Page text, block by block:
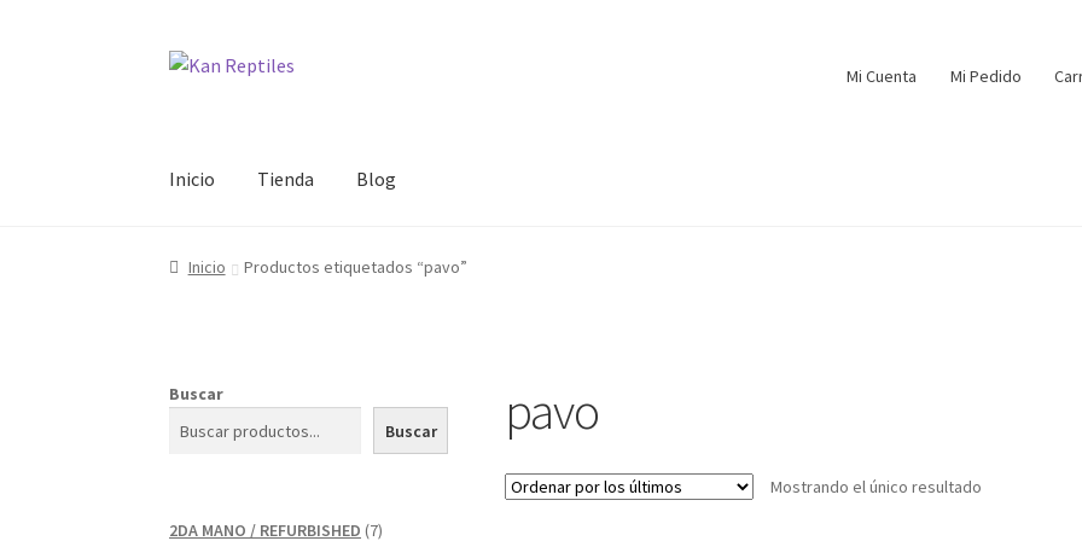
Ir
Ir
Mi Cuenta Mi Pedido
Inicio Tienda Blog
Inicio Productos etiquetados “pavo”
pavo
Mostrando el único resultado
Buscar
Buscar
2DA MANO / REFURBISHED 77